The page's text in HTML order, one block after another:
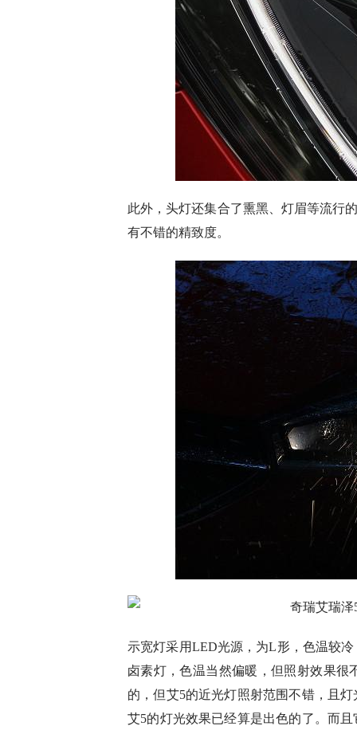
此外，头灯还集合了熏黑、灯眉等流行
有不错的精致度。
示宽灯采用LED光源，为L形，色温较
卤素灯，色温当然偏暖，但照射效果
的，但艾5的近光灯照射范围不错，且
艾5的灯光效果已经算是出色的了。而